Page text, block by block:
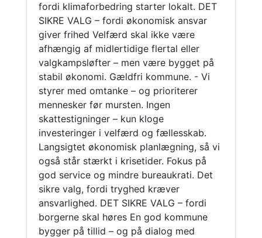
fordi klimaforbedring starter lokalt. DET
SIKRE VALG – fordi økonomisk ansvar
giver frihed Velfærd skal ikke være
afhængig af midlertidige flertal eller
valgkampsløfter – men være bygget på
stabil økonomi. Gældfri kommune. - Vi
styrer med omtanke – og prioriterer
mennesker før mursten. Ingen
skattestigninger – kun kloge
investeringer i velfærd og fællesskab.
Langsigtet økonomisk planlægning, så vi
også står stærkt i krisetider. Fokus på
god service og mindre bureaukrati. Det
sikre valg, fordi tryghed kræver
ansvarlighed. DET SIKRE VALG – fordi
borgerne skal høres En god kommune
bygger på tillid – og på dialog med